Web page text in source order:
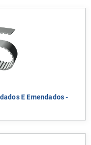
E Emendados -